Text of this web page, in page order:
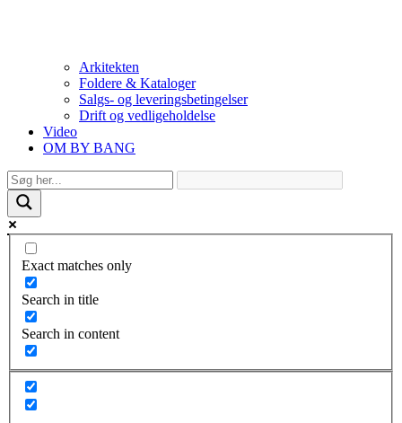
Arkitekten
Foldere & Kataloger
Salgs- og leveringsbetingelser
Drift og vedligeholdelse
Video
OM BY BANG
Exact matches only
Search in title
Search in content